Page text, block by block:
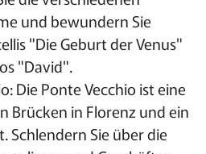
und bewundern Sie
"Die Geburt der Venus"
"David".
Die Ponte Vecchio ist eine
Brücken in Florenz und ein
Schlendern Sie über die